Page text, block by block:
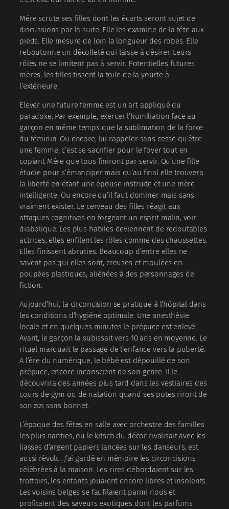
Mère scrute ses filles dont les écarts seront sujet de
discussions par la suite. Elle les examine de la tête aux
pieds. Elle mesure de loin la longueur des robes. Elle
reboutonne un décolleté qui laisse à désirer. Leurs
rôles ne se limitent pas à servir. Potentielles futures
mères, les filles tissent la toile de la yourte à
l’extérieure.
Elever une future femme est un art appliqué du
paradoxe. Par exemple, exercer l’humiliation face au
garçon en même temps que la sublimation de la force
du féminin. Ou encore, lui rappeler sans cesse qu’être
une femme, c’est se sacrifier pour le foyer tout en
copiant Mère que tous finiront par servir. Qu’une fille
étudie pour s’émanciper mais qu’au final elle trouvera
la liberté en étant une épouse instruite et une mère
intelligente. Ou encore qu’il faut dominer mais sans
vraiment exister. Le cerveau des filles réagit aux
attaques cognitives en forgeant un esprit malin, voir
diabolique. Les plus habiles deviennent de redoutables
actrices, elles enfilent les rôles comme des chaussettes.
Elles finissent abruties. Beaucoup d’entre elles ne
savent pas qui elles sont, creuses et moulées en
poupées plastiques, aliénées à des personnages de
fiction.
Aujourd’hui, la circoncision se pratique à l’hôpital dans
les conditions d’hygiène optimale. Une anesthésie
locale et en quelques minutes le prépuce est enlevé.
Avant, le garçon la subissait vers 10 ans en moyenne. Le
rituel marquait le passage de l’enfance vers la puberté.
A l’ère du numérique, le bébé est dépouillé de son
prépuce, encore inconscient de son genre. Il le
découvrira des années plus tard dans les vestiaires des
cours de gym ou de natation quand ses potes riront de
son zizi sans bonnet.
L’époque des fêtes en salle avec orchestre des familles
les plus nanties, où le kitsch du décor rivalisait avec les
liasses d’argent papiers lancées sur les danseurs, est
aussi révolu. J’ai gardé en mémoire les circoncisions
célébrées à la maison. Les rires débordaient sur les
trottoirs, les enfants jouaient encore libres et insolents.
Les voisins belges se faufilaient parmi nous et
profitaient des saveurs exotiques dont les parfums